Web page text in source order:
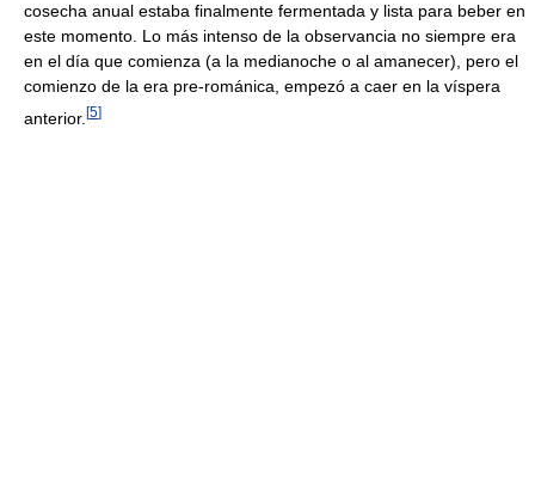
cosecha anual estaba finalmente fermentada y lista para beber en
este momento. Lo más intenso de la observancia no siempre era
en el día que comienza (a la medianoche o al amanecer), pero el
comienzo de la era pre-románica, empezó a caer en la víspera
anterior. [5]